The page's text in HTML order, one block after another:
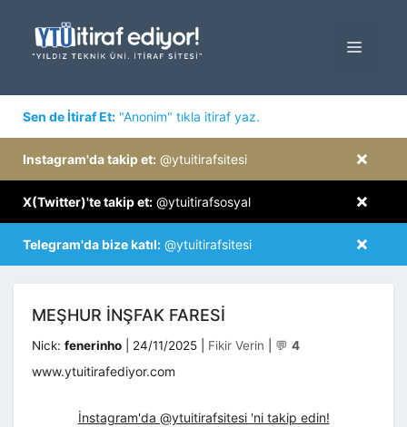
MENÜ
Sen de İtiraf Et: "Anonim" tıkla itiraf yaz.
×
Instagram'da takip et: @ytuitirafsitesi
×
X(Twitter)'te takip et: @ytuitirafsosyal
×
Telegram'da bize katıl: @ytuitirafsitesi
MEŞHUR İNŞFAK FARESİ
Nick: fenerinho 24/11/2025 Kategoriler
Fikir Verin 💬 4
www.ytuitirafediyor.com
İnstagram'da @ytuitirafsitesi 'ni takip edin!